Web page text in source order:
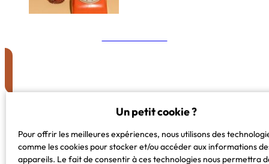
Un petit cookie ?
Pour offrir les meilleures expériences, nous utilisons des
comme les cookies pour stocker et/ou accéder aux informations
appareils. Le fait de consentir à ces technologies nous permettra